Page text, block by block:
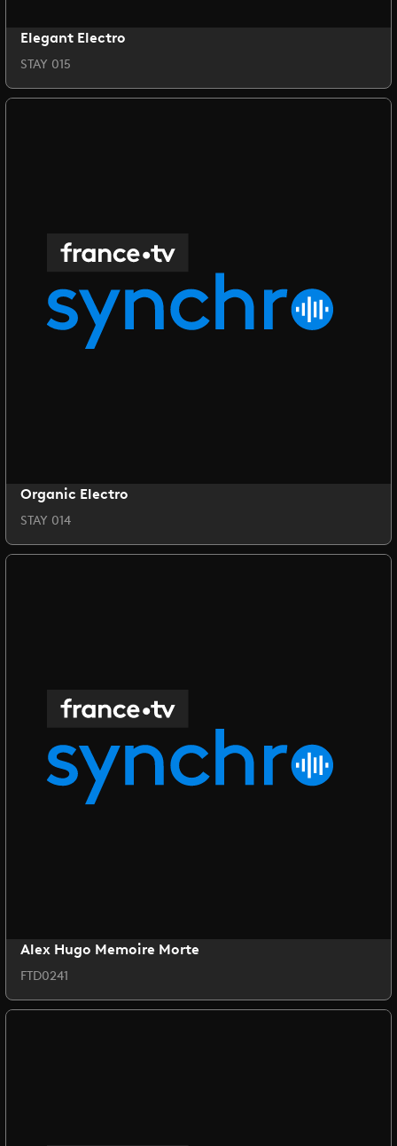
Elegant Electro
STAY 015
Organic Electro
STAY 014
Alex Hugo Memoire Morte
FTD0241